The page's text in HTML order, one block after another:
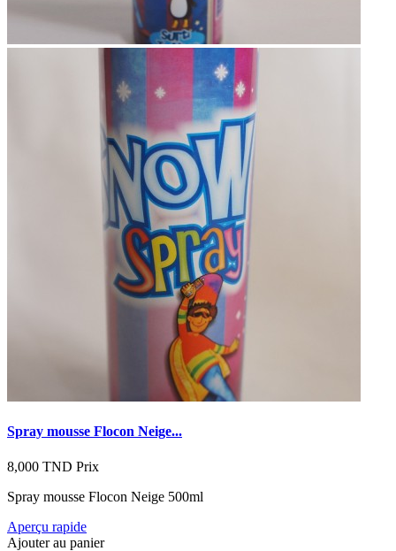
Spray mousse Flocon Neige...
8,000 TND Prix
Spray mousse Flocon Neige 500ml
Aperçu rapide
Ajouter au panier